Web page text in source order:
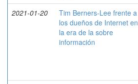
2021-01-20
Tim Berners-Lee frente a
los dueños de Internet en
la era de la sobre
información